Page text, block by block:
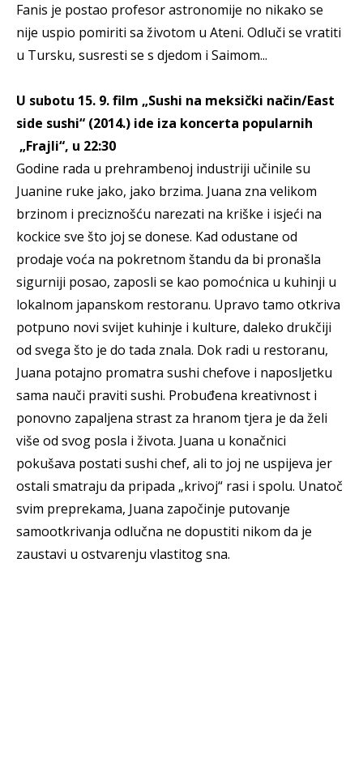
Fanis je postao profesor astronomije no nikako se
nije uspio pomiriti sa životom u Ateni. Odluči se vratiti
u Tursku, susresti se s djedom i Saimom...
U subotu 15. 9. film „Sushi na meksički način/East
side sushi“ (2014.) ide iza koncerta popularnih
„Frajli“, u 22:30
Godine rada u prehrambenoj industriji učinile su
Juanine ruke jako, jako brzima. Juana zna velikom
brzinom i preciznošću narezati na kriške i isjeći na
kockice sve što joj se donese. Kad odustane od
prodaje voća na pokretnom štandu da bi pronašla
sigurniji posao, zaposli se kao pomoćnica u kuhinji u
lokalnom japanskom restoranu. Upravo tamo otkriva
potpuno novi svijet kuhinje i kulture, daleko drukčiji
od svega što je do tada znala. Dok radi u restoranu,
Juana potajno promatra sushi chefove i naposljetku
sama nauči praviti sushi. Probuđena kreativnost i
ponovno zapaljena strast za hranom tjera je da želi
više od svog posla i života. Juana u konačnici
pokušava postati sushi chef, ali to joj ne uspijeva jer
ostali smatraju da pripada „krivoj“ rasi i spolu. Unatoč
svim preprekama, Juana započinje putovanje
samootkrivanja odlučna ne dopustiti nikom da je
zaustavi u ostvarenju vlastitog sna.